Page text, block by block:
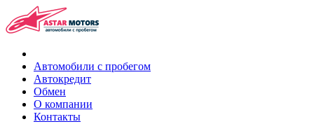
Автомобили с пробегом
Автокредит
Обмен
О компании
Контакты